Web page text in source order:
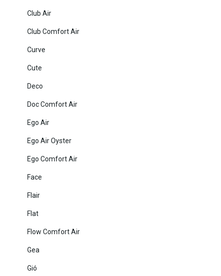
Club Air
Club Comfort Air
Curve
Cute
Deco
Doc Comfort Air
Ego Air
Ego Air Oyster
Ego Comfort Air
Face
Flair
Flat
Flow Comfort Air
Gea
Gió